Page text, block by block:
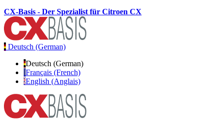
CX-Basis - Der Spezialist für Citroen CX
Deutsch (German)
Deutsch (German)
Français (French)
English (Anglais)